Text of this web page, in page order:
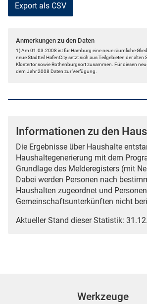
Export als CSV
Anmerkungen zu den Daten
1) Am 01.03.2008 ist für Hamburg eine neue räumliche
neue Stadtteil HafenCity setzt sich aus Teilgebieten der alten
Klostertor sowie Rothenburgsort zusammen. Für diesen
dem Jahr 2008 Daten zur Verfügung.
Informationen zu den
Die Ergebnisse über Haushalte
Haushaltegenerierung mit dem
Grundlage des Melderegisters (mit
Dabei werden Personen nach
Haushalten zugeordnet und
Gemeinschaftsunterkünften nicht
Aktueller Stand dieser Statistik:
Werkzeuge